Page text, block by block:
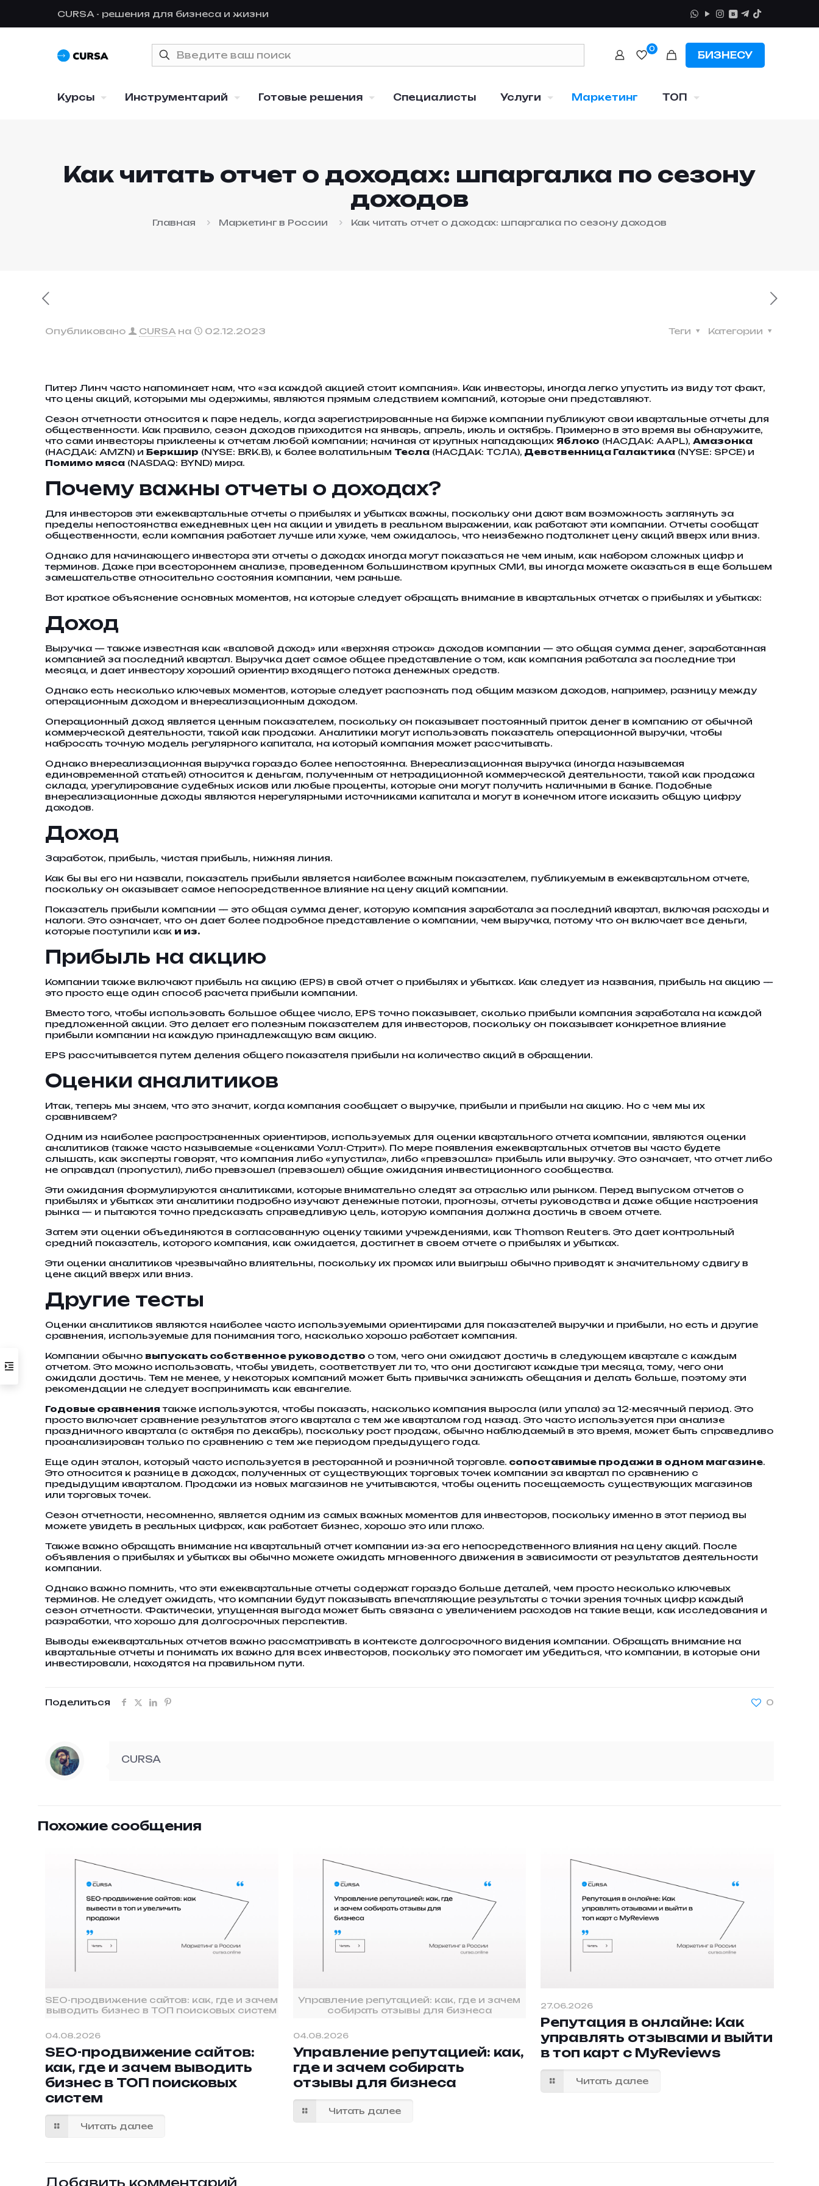
CURSA - решения для бизнеса и жизни
0
БИЗНЕСУ
Курсы Инструментарий Готовые решения Специалисты Услуги Маркетинг ТОП
Как читать отчет о доходах: шпаргалка по сезону
доходов
Главная Маркетинг в России Как читать отчет о доходах: шпаргалка по сезону доходов
Опубликовано CURSA на 02.12.2023 Категории
Теги
Питер Линч часто напоминает нам, что «за каждой акцией стоит компания». Как инвесторы, иногда легко упустить из виду тот факт,
что цены акций, которыми мы одержимы, являются прямым следствием компаний, которые они представляют.
Сезон отчетности относится к паре недель, когда зарегистрированные на бирже компании публикуют свои квартальные отчеты для
общественности. Как правило, сезон доходов приходится на январь, апрель, июль и октябрь. Примерно в это время вы обнаружите,
что сами инвесторы приклеены к отчетам любой компании; начиная от крупных нападающих Яблоко (НАСДАК: AAPL),Амазонка
(НАСДАК: AMZN) иБеркшир (NYSE: BRK.B), к более волатильным Тесла (НАСДАК: ТСЛА), Девственница Галактика (NYSE: SPCE) и
Помимо мяса (NASDAQ: BYND) мира.
Почему важны отчеты о доходах?
Для инвесторов эти ежеквартальные отчеты о прибылях и убытках важны, поскольку они дают вам возможность заглянуть за
пределы непостоянства ежедневных цен на акции и увидеть в реальном выражении, как работают эти компании. Отчеты сообщат
общественности, если компания работает лучше или хуже, чем ожидалось, что неизбежно подтолкнет цену акций вверх или вниз.
Однако для начинающего инвестора эти отчеты о доходах иногда могут показаться не чем иным, как набором сложных цифр и
терминов. Даже при всестороннем анализе, проведенном большинством крупных СМИ, вы иногда можете оказаться в еще большем
замешательстве относительно состояния компании, чем раньше.
Вот краткое объяснение основных моментов, на которые следует обращать внимание в квартальных отчетах о прибылях и убытках:
Доход
Выручка — также известная как «валовой доход» или «верхняя строка» доходов компании — это общая сумма денег, заработанная
компанией за последний квартал. Выручка дает самое общее представление о том, как компания работала за последние три
месяца, и дает инвестору хороший ориентир входящего потока денежных средств.
Однако есть несколько ключевых моментов, которые следует распознать под общим мазком доходов, например, разницу между
операционным доходом и внереализационным доходом.
Операционный доход является ценным показателем, поскольку он показывает постоянный приток денег в компанию от обычной
коммерческой деятельности, такой как продажи. Аналитики могут использовать показатель операционной выручки, чтобы
набросать точную модель регулярного капитала, на который компания может рассчитывать.
Однако внереализационная выручка гораздо более непостоянна. Внереализационная выручка (иногда называемая
единовременной статьей) относится к деньгам, полученным от нетрадиционной коммерческой деятельности, такой как продажа
склада, урегулирование судебных исков или любые проценты, которые они могут получить наличными в банке. Подобные
внереализационные доходы являются нерегулярными источниками капитала и могут в конечном итоге исказить общую цифру
доходов.
Доход
Заработок, прибыль, чистая прибыль, нижняя линия.
Как бы вы его ни назвали, показатель прибыли является наиболее важным показателем, публикуемым в ежеквартальном отчете,
поскольку он оказывает самое непосредственное влияние на цену акций компании.
Показатель прибыли компании — это общая сумма денег, которую компания заработала за последний квартал, включая расходы и
налоги. Это означает, что он дает более подробное представление о компании, чем выручка, потому что он включает все деньги,
которые поступили как и из.
Прибыль на акцию
Компании также включают прибыль на акцию (EPS) в свой отчет о прибылях и убытках. Как следует из названия, прибыль на акцию —
это просто еще один способ расчета прибыли компании.
Вместо того, чтобы использовать большое общее число, EPS точно показывает, сколько прибыли компания заработала на каждой
предложенной акции. Это делает его полезным показателем для инвесторов, поскольку он показывает конкретное влияние
прибыли компании на каждую принадлежащую вам акцию.
EPS рассчитывается путем деления общего показателя прибыли на количество акций в обращении.
Оценки аналитиков
Итак, теперь мы знаем, что это значит, когда компания сообщает о выручке, прибыли и прибыли на акцию. Но с чем мы их
сравниваем?
Одним из наиболее распространенных ориентиров, используемых для оценки квартального отчета компании, являются оценки
аналитиков (также часто называемые «оценками Уолл-Стрит»). По мере появления ежеквартальных отчетов вы часто будете
слышать, как эксперты говорят, что компания либо «упустила», либо «превзошла» прибыль или выручку. Это означает, что отчет либо
не оправдал (пропустил), либо превзошел (превзошел) общие ожидания инвестиционного сообщества.
Эти ожидания формулируются аналитиками, которые внимательно следят за отраслью или рынком. Перед выпуском отчетов о
прибылях и убытках эти аналитики подробно изучают денежные потоки, прогнозы, отчеты руководства и даже общие настроения
рынка — и пытаются точно предсказать справедливую цель, которую компания должна достичь в своем отчете.
Затем эти оценки объединяются в согласованную оценку такими учреждениями, как Thomson Reuters. Это дает контрольный
средний показатель, которого компания, как ожидается, достигнет в своем отчете о прибылях и убытках.
Эти оценки аналитиков чрезвычайно влиятельны, поскольку их промах или выигрыш обычно приводят к значительному сдвигу в
цене акций вверх или вниз.
Другие тесты
Оценки аналитиков являются наиболее часто используемыми ориентирами для показателей выручки и прибыли, но есть и другие
сравнения, используемые для понимания того, насколько хорошо работает компания.
Компании обычновыпускать собственное руководство о том, чего они ожидают достичь в следующем квартале с каждым
отчетом. Это можно использовать, чтобы увидеть, соответствует ли то, что они достигают каждые три месяца, тому, чего они
ожидали достичь. Тем не менее, у некоторых компаний может быть привычка занижать обещания и делать больше, поэтому эти
рекомендации не следует воспринимать как евангелие.
Годовые сравнения также используются, чтобы показать, насколько компания выросла (или упала) за 12-месячный период. Это
просто включает сравнение результатов этого квартала с тем же кварталом год назад. Это часто используется при анализе
праздничного квартала (с октября по декабрь), поскольку рост продаж, обычно наблюдаемый в это время, может быть справедливо
проанализирован только по сравнению с тем же периодом предыдущего года.
Еще один эталон, который часто используется в ресторанной и розничной торговле. сопоставимые продажи в одном магазине.
Это относится к разнице в доходах, полученных от существующих торговых точек компании за квартал по сравнению с
предыдущим кварталом. Продажи из новых магазинов не учитываются, чтобы оценить посещаемость существующих магазинов
или торговых точек.
Сезон отчетности, несомненно, является одним из самых важных моментов для инвесторов, поскольку именно в этот период вы
можете увидеть в реальных цифрах, как работает бизнес, хорошо это или плохо.
Также важно обращать внимание на квартальный отчет компании из-за его непосредственного влияния на цену акций. После
объявления о прибылях и убытках вы обычно можете ожидать мгновенного движения в зависимости от результатов деятельности
компании.
Однако важно помнить, что эти ежеквартальные отчеты содержат гораздо больше деталей, чем просто несколько ключевых
терминов. Не следует ожидать, что компании будут показывать впечатляющие результаты с точки зрения точных цифр каждый
сезон отчетности. Фактически, упущенная выгода может быть связана с увеличением расходов на такие вещи, как исследования и
разработки, что хорошо для долгосрочных перспектив.
Выводы ежеквартальных отчетов важно рассматривать в контексте долгосрочного видения компании. Обращать внимание на
квартальные отчеты и понимать их важно для всех инвесторов, поскольку это помогает им убедиться, что компании, в которые они
инвестировали, находятся на правильном пути.
Поделиться 0
CURSA
Похожие сообщения
SEO-продвижение сайтов: как, где и зачем
выводить бизнес в ТОП поисковых систем
04.08.2026
SEO-продвижение сайтов:
как, где и зачем выводить
бизнес в ТОП поисковых
систем
Читать далее
Управление репутацией: как, где и зачем
собирать отзывы для бизнеса
04.08.2026
Управление репутацией: как,
где и зачем собирать
отзывы для бизнеса
Читать далее
27.06.2026
Репутация в онлайне: Как
управлять отзывами и выйти
в топ карт с MyReviews
Читать далее
Добавить комментарий